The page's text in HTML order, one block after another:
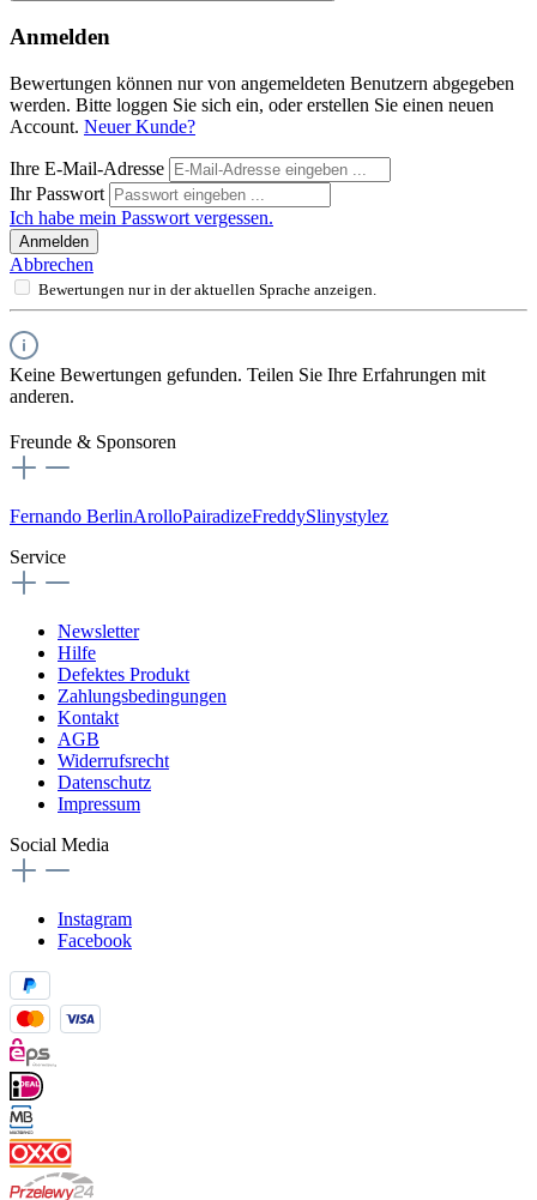
Anmelden
Bewertungen können nur von angemeldeten Benutzern abgegeben
werden. Bitte loggen Sie sich ein, oder erstellen Sie einen neuen
Account. Neuer Kunde?
Ihre E-Mail-Adresse
Ihr Passwort
Ich habe mein Passwort vergessen.
Anmelden
Abbrechen
Bewertungen nur in der aktuellen Sprache anzeigen.
Keine Bewertungen gefunden. Teilen Sie Ihre Erfahrungen mit
anderen.
Freunde & Sponsoren
Fernando BerlinArolloPairadizeFreddySlinystylez
Service
Newsletter
Hilfe
Defektes Produkt
Zahlungsbedingungen
Kontakt
AGB
Widerrufsrecht
Datenschutz
Impressum
Social Media
Instagram
Facebook